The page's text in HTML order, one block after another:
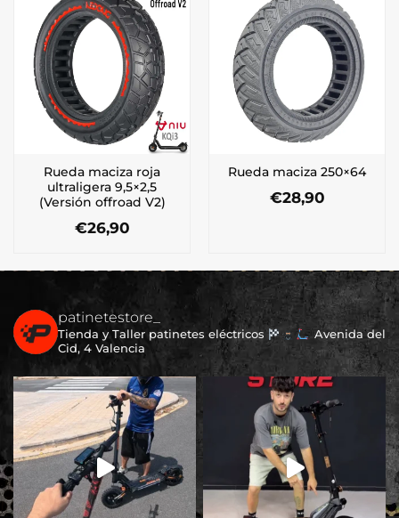
Rueda maciza roja
ultraligera 9,5×2,5
(Versión offroad V2)
€26,90
Rueda maciza 250×64
€28,90
patinetestore_
Tienda y Taller patinetes eléctricos
Avenida del
Cid, 4 Valencia